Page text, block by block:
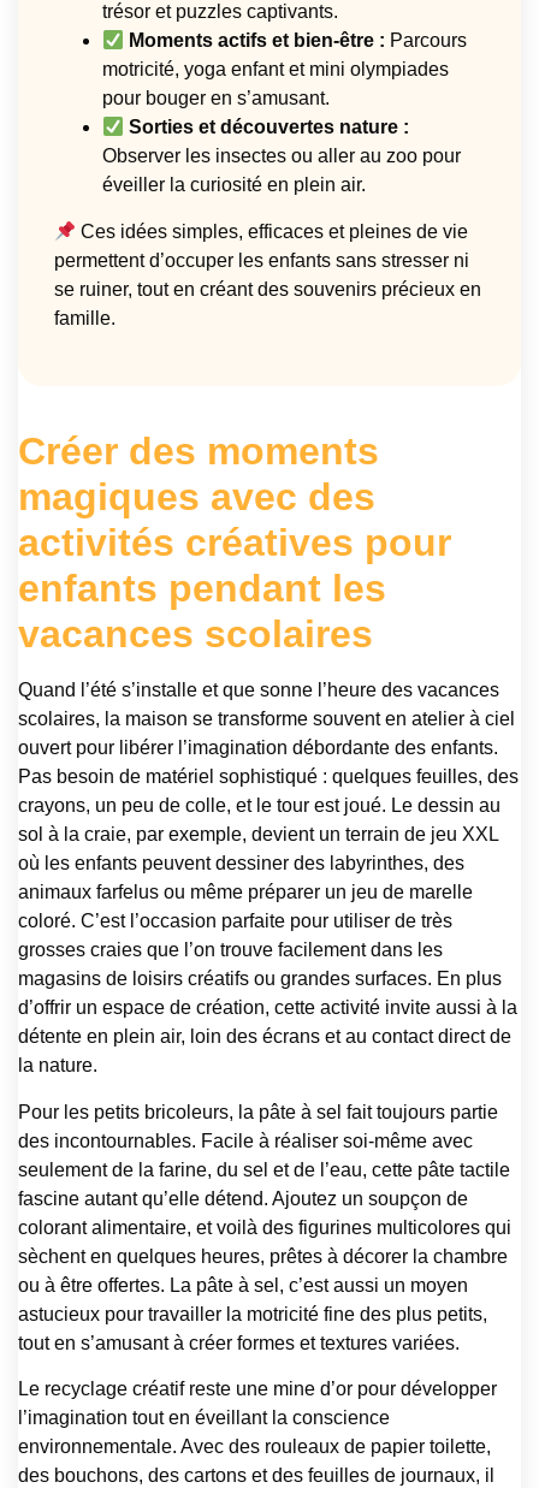
trésor et puzzles captivants.
Moments actifs et bien-être : Parcours
motricité, yoga enfant et mini olympiades
pour bouger en s’amusant.
Sorties et découvertes nature :
Observer les insectes ou aller au zoo pour
éveiller la curiosité en plein air.
Ces idées simples, efficaces et pleines de vie
permettent d’occuper les enfants sans stresser ni
se ruiner, tout en créant des souvenirs précieux en
famille.
Créer des moments
magiques avec des
activités créatives pour
enfants pendant les
vacances scolaires
Quand l’été s’installe et que sonne l’heure des vacances
scolaires, la maison se transforme souvent en atelier à ciel
ouvert pour libérer l’imagination débordante des enfants.
Pas besoin de matériel sophistiqué : quelques feuilles, des
crayons, un peu de colle, et le tour est joué. Le dessin au
sol à la craie, par exemple, devient un terrain de jeu XXL
où les enfants peuvent dessiner des labyrinthes, des
animaux farfelus ou même préparer un jeu de marelle
coloré. C’est l’occasion parfaite pour utiliser de très
grosses craies que l’on trouve facilement dans les
magasins de loisirs créatifs ou grandes surfaces. En plus
d’offrir un espace de création, cette activité invite aussi à la
détente en plein air, loin des écrans et au contact direct de
la nature.
Pour les petits bricoleurs, la pâte à sel fait toujours partie
des incontournables. Facile à réaliser soi-même avec
seulement de la farine, du sel et de l’eau, cette pâte tactile
fascine autant qu’elle détend. Ajoutez un soupçon de
colorant alimentaire, et voilà des figurines multicolores qui
sèchent en quelques heures, prêtes à décorer la chambre
ou à être offertes. La pâte à sel, c’est aussi un moyen
astucieux pour travailler la motricité fine des plus petits,
tout en s’amusant à créer formes et textures variées.
Le recyclage créatif reste une mine d’or pour développer
l’imagination tout en éveillant la conscience
environnementale. Avec des rouleaux de papier toilette,
des bouchons, des cartons et des feuilles de journaux, il